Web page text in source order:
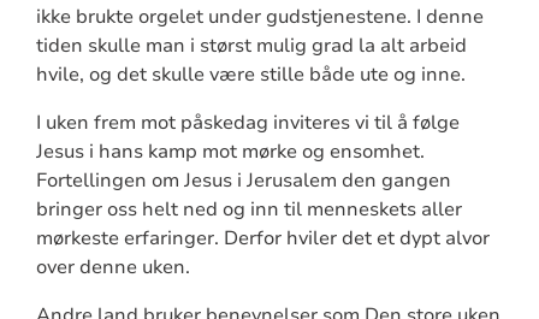
ikke brukte orgelet under gudstjenestene. I denne
tiden skulle man i størst mulig grad la alt arbeid
hvile, og det skulle være stille både ute og inne.
I uken frem mot påskedag inviteres vi til å følge
Jesus i hans kamp mot mørke og ensomhet.
Fortellingen om Jesus i Jerusalem den gangen
bringer oss helt ned og inn til menneskets aller
mørkeste erfaringer. Derfor hviler det et dypt alvor
over denne uken.